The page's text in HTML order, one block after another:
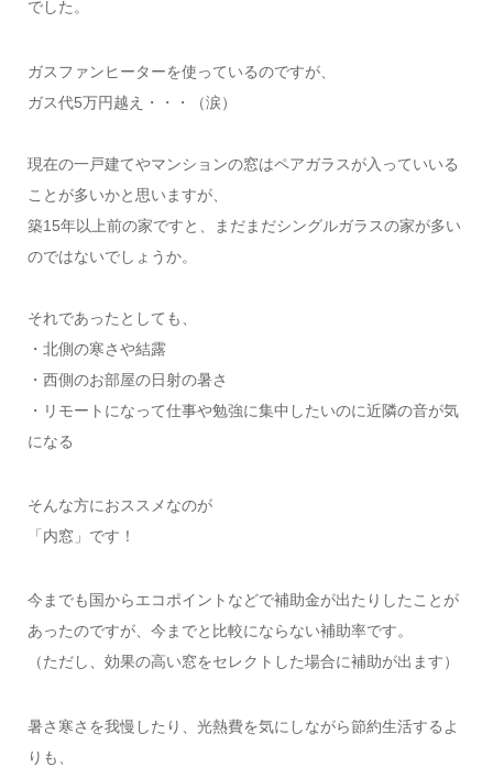
でした。
ガスファンヒーターを使っているのですが、
ガス代5万円越え・・・（涙）
現在の一戸建てやマンションの窓はペアガラスが入っていいる
ことが多いかと思いますが、
築15年以上前の家ですと、まだまだシングルガラスの家が多い
のではないでしょうか。
それであったとしても、
・北側の寒さや結露
・西側のお部屋の日射の暑さ
・リモートになって仕事や勉強に集中したいのに近隣の音が気
になる
そんな方におススメなのが
「内窓」です！
今までも国からエコポイントなどで補助金が出たりしたことが
あったのですが、今までと比較にならない補助率です。
（ただし、効果の高い窓をセレクトした場合に補助が出ます）
暑さ寒さを我慢したり、光熱費を気にしながら節約生活するよ
りも、